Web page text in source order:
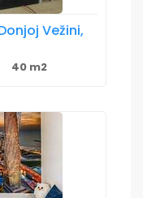
Vežini,
40 m2